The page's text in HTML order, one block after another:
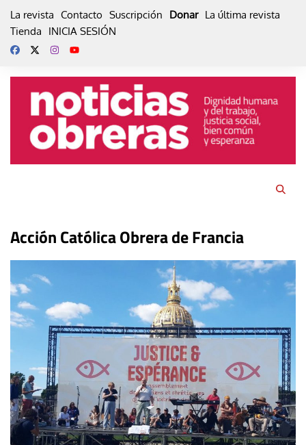
La revista Contacto Suscripción Donar La última revista
Tienda
INICIA SESIÓN
Acción Católica Obrera de Francia